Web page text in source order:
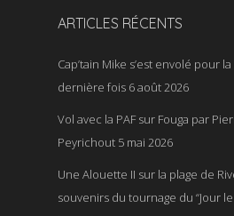
ARTICLES RÉCENTS
Cap’tain Mike s’est envolé pour la
dernière fois 6 août 2026
Vol avec la PAF sur Fouga par
Peyrichout 5 mai 2026
Une Alouette II sur la plage de
souvenirs du tournage du “Jour